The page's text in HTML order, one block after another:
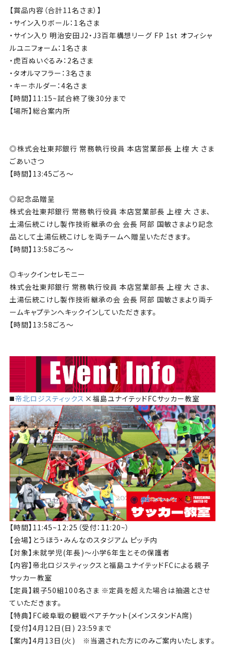
【賞品内容（合計11名さま）】
・サイン入りボール：1名さま
・サイン入り 明治安田J2・J3百年構想リーグ FP 1st オフィシャ
ルユニフォーム：1名さま
・虎百ぬいぐるみ：2名さま
・タオルマフラー：3名さま
・キーホルダー：4名さま
【時間】11:15~試合終了後30分まで
【場所】総合案内所
◎株式会社東邦銀行 常務執行役員 本店営業部長 上榁 大 さま
ごあいさつ
【時間】13:45ごろ～
◎記念品贈呈
株式会社東邦銀行 常務執行役員 本店営業部長 上榁 大 さま、
土湯伝統こけし製作技術継承の会 会長 阿部 国敏さまより記念
品として土湯伝統こけしを両チームへ贈呈いただきます。
【時間】13:58ごろ～
◎キックインセレモニー
株式会社東邦銀行 常務執行役員 本店営業部長 上榁 大 さま、
土湯伝統こけし製作技術継承の会 会長 阿部 国敏さまより両チ
ームキャプテンへキックインしていただきます。
【時間】13:58ごろ～
◼️帝北ロジスティックス ×福島ユナイテッドFCサッカー教室
【時間】11:45~12:25（受付：11:20~）
【会場】とうほう・みんなのスタジアム ピッチ内
【対象】未就学児(年長)〜小学6年生とその保護者
【内容】帝北ロジスティックスと福島ユナイテッドFCによる親子
サッカー教室
【定員】親子50組100名さま ※定員を超えた場合は抽選とさせ
ていただきます。
【特典】FC岐阜戦の観戦ペアチケット(メインスタンドA席)
【受付】4月12日(日) 23:59まで
【案内】4月13日(火) ※当選された方にのみご案内いたします。